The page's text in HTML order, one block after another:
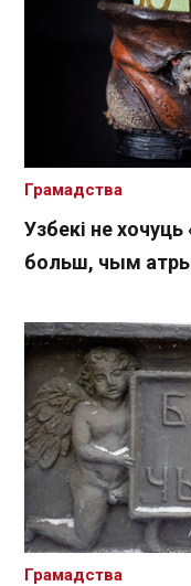
Узбекі не
больш, чым
Грамадства
Грамадства